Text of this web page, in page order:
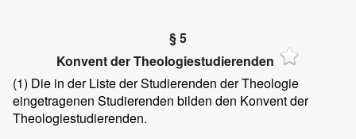
§ 5
Konvent der Theologiestudierenden
(1) Die in der Liste der Studierenden der Theologie
eingetragenen Studierenden bilden den Konvent der
Theologiestudierenden.